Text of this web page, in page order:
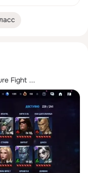
Fight ...